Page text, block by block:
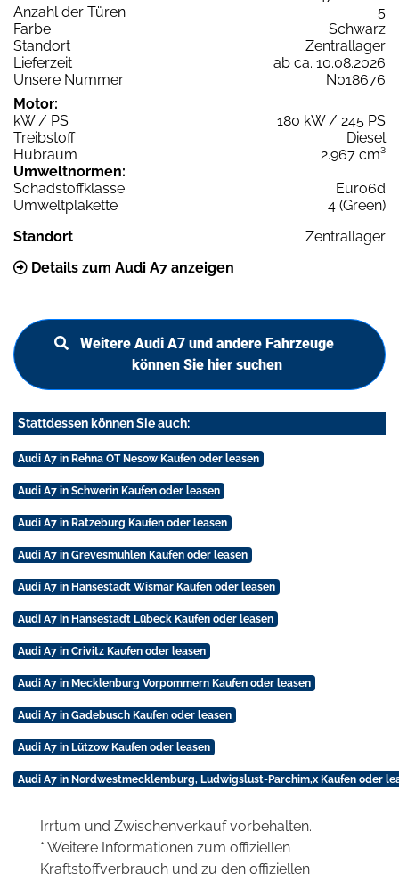
Anzahl der Türen
5
Farbe
Schwarz
Standort
Zentrallager
Lieferzeit
ab ca. 10.08.2026
Unsere Nummer
N018676
Motor:
kW / PS
180 kW / 245 PS
Treibstoff
Diesel
Hubraum
2.967 cm³
Umweltnormen:
Schadstoffklasse
Euro6d
Umweltplakette
4 (Green)
Standort
Zentrallager
Details zum Audi A7 anzeigen
Weitere Audi A7 und andere Fahrzeuge
können Sie hier suchen
Stattdessen können Sie auch:
Audi A7 in Rehna OT Nesow Kaufen oder leasen
Audi A7 in Schwerin Kaufen oder leasen
Audi A7 in Ratzeburg Kaufen oder leasen
Audi A7 in Grevesmühlen Kaufen oder leasen
Audi A7 in Hansestadt Wismar Kaufen oder leasen
Audi A7 in Hansestadt Lübeck Kaufen oder leasen
Audi A7 in Crivitz Kaufen oder leasen
Audi A7 in Mecklenburg Vorpommern Kaufen oder leasen
Audi A7 in Gadebusch Kaufen oder leasen
Audi A7 in Lützow Kaufen oder leasen
Audi A7 in Nordwestmecklemburg, Ludwigslust-Parchim,x Kaufen oder
Irrtum und Zwischenverkauf vorbehalten.
* Weitere Informationen zum offiziellen
Kraftstoffverbrauch und zu den offiziellen